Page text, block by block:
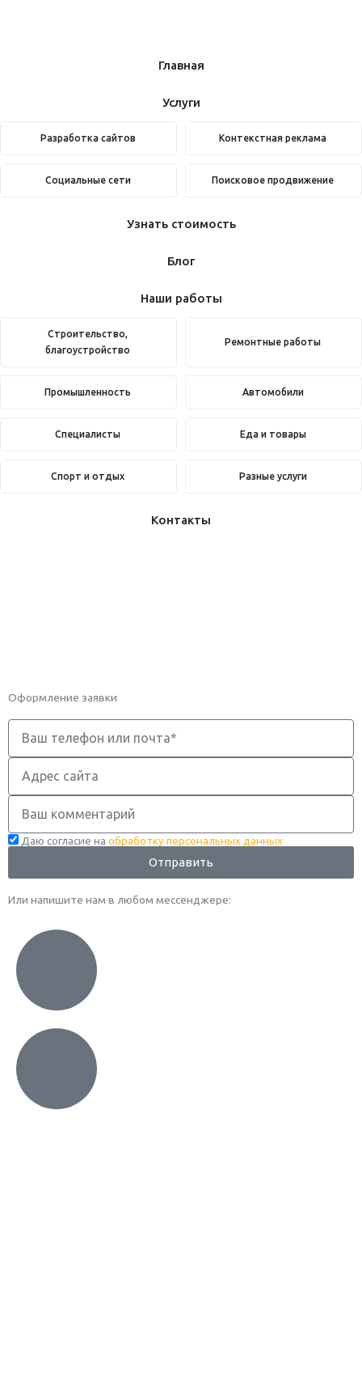
Главная
Услуги
Разработка сайтов Контекстная реклама
Социальные сети Поисковое продвижение
Узнать стоимость
Блог
Наши работы
Строительство,
благоустройство
Ремонтные работы
Промышленность Автомобили
Специалисты Еда и товары
Спорт и отдых Разные услуги
Контакты
Оформление заявки
Телефон
Адрес
сайта
Комментарий
Даю согласие на обработку персональных данных
Отправить
Или напишите нам в любом месcенджере: